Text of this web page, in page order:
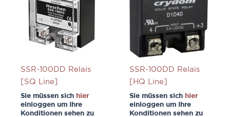
SSR-100DD Relais
[SQ Line]
Sie müssen sich hier
einloggen um Ihre
Konditionen sehen zu
SSR-100DD Relais
[HQ Line]
Sie müssen sich hier
einloggen um Ihre
Konditionen sehen zu